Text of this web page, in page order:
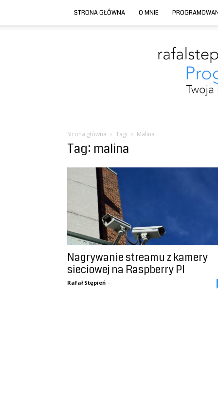
STRONA GŁÓWNA O MNIE
Strona główna Tagi Malina
Tag: malina
Nagrywanie streamu z kamery
sieciowej na Raspberry PI
Rafał Stępień -